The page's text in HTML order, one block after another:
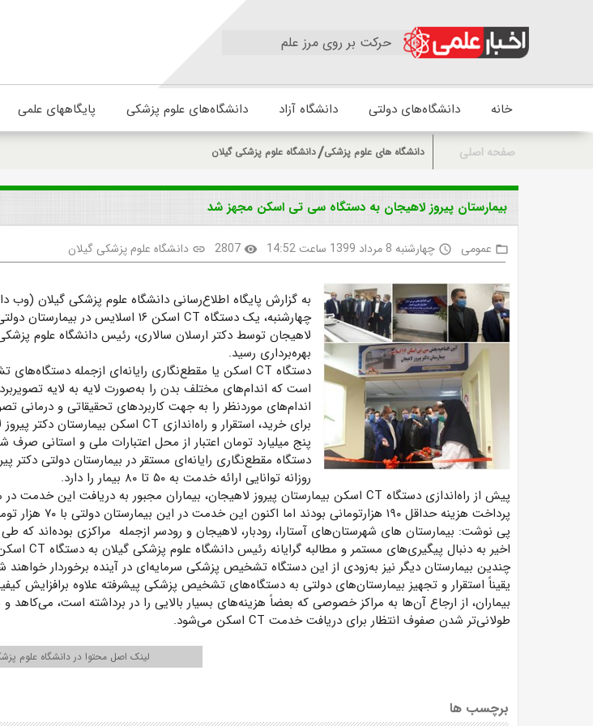
حرکت بر روی مرز علم
خانه دانشگاه‌های دولتی دانشگاه آزاد دانشگاه‌های علوم پزشکی پایگاههای علمی
صفحه اصلی دانشگاه های علوم پزشکی دانشگاه علوم پزشکی گیلان
بیمارستان پیروز لاهیجان به دستگاه سی تی اسکن مجهز شد
folder_open عمومی access_time چهارشنبه 8 مرداد 1399 ساعت 14:52 visibility
2807
link دانشگاه علوم پزشکی گیلان
به گزارش پایگاه اطلاع‌رسانی دانشگاه علوم پزشکی گیلان (وب
چهارشنبه، یک دستگاه CT
اسکن ۱۶ اسلایس در بیمارستان
لاهیجان توسط دکتر ارسلان سالاری، رئیس دانشگاه علوم
بهره‌برداری رسید.
دستگاه CT اسکن یا مقطع‌نگاری رایانه‌ای ازجمله
است که اندام‌های مختلف بدن را به‌صورت لایه به لایه
اندام‌های موردنظر را به جهت کاربردهای تحقیقاتی و ‌درمانی
برای خرید، استقرار و راه‌اندازی CT اسکن بیمارستان دکتر پیروز
پنج میلیارد تومان اعتبار از محل اعتبارات ملی و استانی
دستگاه مقطع‌نگاری رایانه‌ای مستقر در بیمارستان دولتی دکتر
روزانه توانایی ارائه خدمت به ۵۰ تا ۸۰ بیمار را دارد.
پیش از راه‌اندازی دستگاه CT اسکن بیمارستان پیروز لاهیجان، بیماران مجبور به دریافت این خدمت
پرداخت هزینه حداقل ۱۹۰ هزارتومانی بودند اما اکنون این خدمت در این بیمارستان دولتی با ۷۰ هزار تومان ارائه می‌شود.
پی نوشت: بیمارستان های شهرستان‌های آستارا، رودبار، لاهیجان و رودسر ازجمله مراکزی بوده‌اند که
اخیر به دنبال پیگیری‌های مستمر و مطالبه گرایانه رئیس دانشگاه علوم پزشکی گیلان به دستگاه CT
چندین بیمارستان دیگر نیز به‌زودی از این دستگاه تشخیص پزشکی سرمایه‌ای در آینده برخوردار خواهند
یقیناً استقرار و تجهیز بیمارستان‌های دولتی به دستگاه‌های تشخیص پزشکی پیشرفته علاوه برافزایش
بیماران، از ارجاع آن‌ها به مراکز خصوصی که بعضاً هزینه‌های بسیار بالایی را در برداشته است، می‌کاهد
طولانی‌تر شدن صفوف انتظار برای دریافت خدمت CT اسکن می‌شود.
لینک اصل محتوا در دانشگاه علوم
برچسب ها